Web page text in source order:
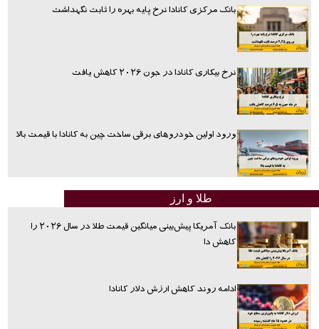
بانک مرکزی کانادا نرخ پایه بهره را ثابت نگهداشت
نرخ بیکاری کانادا در جون ۲۰۲۶ کاهش یافت
ورود اولین خودروهای برقی ساخت چین به کانادا با قیمت بالا
طلا و ارز
بانک آمریکا پیش‌بینی میانگین قیمت طلا در سال ۲۰۲۶ را
کاهش دا
ادامه روند کاهش ارزش دلار کانادا